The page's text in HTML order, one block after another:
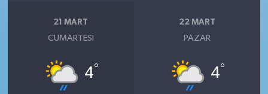
21 MART
CUMARTESI
4°
22 MART
PAZAR
4°